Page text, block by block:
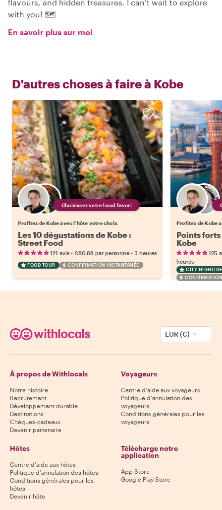
flavours, and hidden treasures. I can’t wait to explore
with you! 🗺️
En savoir plus sur moi
D'autres choses à faire à Kobe
Choisissez votre local favori
Profitez de Kobe avec l'hôte votre choix
Les 10 dégustations de Kobe :
Street Food
121 avis • €80.88 par personne • 3 heures
FOOD TOUR CONFIRMATION INSTANTANÉE
Profitez de Kobe
Points
Kobe
125
heures
CITY
EUR (€)
À propos de Withlocals
Notre histoire
Recrutement
Développement durable
Destinations
Chèques-cadeaux
Devenir partenaire
Voyageurs
Centre d'aide aux voyageurs
Politique d'annulation des
voyageurs
Conditions générales pour les
voyageurs
Hôtes
Centre d'aide aux hôtes
Politique d'annulation des hôtes
Conditions générales pour les
hôtes
Devenir hôte
Télécharge notre
application
App Store
Google Play Store